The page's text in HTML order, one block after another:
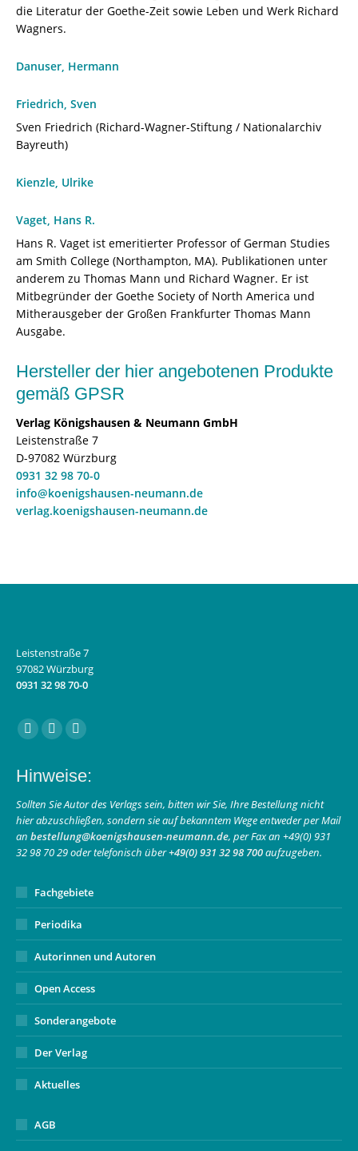
die Literatur der Goethe-Zeit sowie Leben und Werk Richard
Wagners.
Danuser, Hermann
Friedrich, Sven
Sven Friedrich (Richard-Wagner-Stiftung / Nationalarchiv
Bayreuth)
Kienzle, Ulrike
Vaget, Hans R.
Hans R. Vaget ist emeritierter Professor of German Studies
am Smith College (Northampton, MA). Publikationen unter
anderem zu Thomas Mann und Richard Wagner. Er ist
Mitbegründer der Goethe Society of North America und
Mitherausgeber der Großen Frankfurter Thomas Mann
Ausgabe.
Hersteller der hier angebotenen Produkte
gemäß GPSR
Verlag Königshausen & Neumann GmbH
Leistenstraße 7
D-97082 Würzburg
0931 32 98 70-0
info@koenigshausen-neumann.de
verlag.koenigshausen-neumann.de
Leistenstraße 7
97082 Würzburg
0931 32 98 70-0
Finden Sie uns auf:
Facebook
opens
in
new
window
Instagram
opens
in
new
window
E-
page
opens
in
new
window
Hinweise:
Sollten Sie Autor des Verlags sein, bitten wir Sie, Ihre Bestellung nicht
hier abzuschließen, sondern sie auf bekanntem Wege entweder per Mail
an bestellung@koenigshausen-neumann.de, per Fax an +49(0) 931
32 98 70 29 oder telefonisch über+49(0) 931 32 98 700aufzugeben.
Fachgebiete
Periodika
Autorinnen und Autoren
Open Access
Sonderangebote
Der Verlag
Aktuelles
AGB